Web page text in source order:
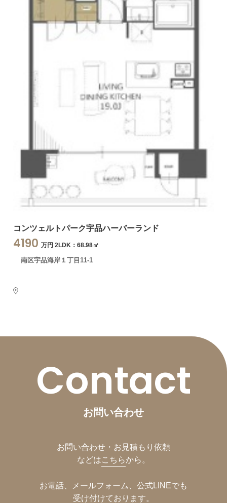
コンツェルトパーク宇品ハーバーランド
4190 万円 2LDK：68.98㎡
南区宇品海岸１丁目11-1
Contact
お問い合わせ
お問い合わせ・お見積もり依頼
などはこちらから。
お電話、メールフォーム、公式LINEでも
受け付けております。